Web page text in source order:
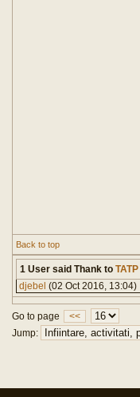
Back to top
1 User said Thank to TATP
djebel (02 Oct 2016, 13:04)
Go to page
<<
Jump: